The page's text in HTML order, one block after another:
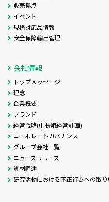
販売拠点
イベント
規格対応品情報
安全保障輸出管理
会社情報
トップメッセージ
理念
企業概要
ブランド
経営戦略(中長期経営計画)
コーポレートガバナンス
グループ会社一覧
ニュースリリース
資材調達
研究活動における不正行為への取